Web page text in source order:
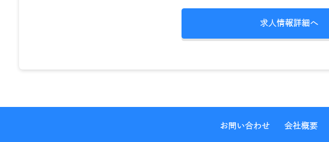
求人情報詳細へ
お問い合わせ 会社概要